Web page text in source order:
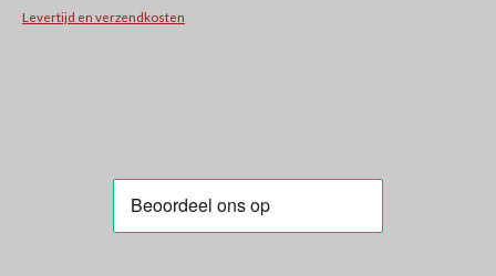
Levertijd en verzendkosten